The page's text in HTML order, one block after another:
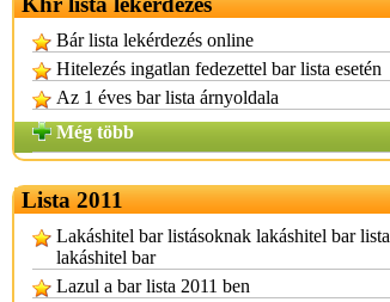
Bár lista lekérdezés online
Hitelezés ingatlan fedezettel bar lista esetén
Az 1 éves bar lista árnyoldala
Még több
Lista 2011
Lakáshitel bar listásoknak lakáshitel bar lista
lakáshitel bar
Lazul a bar lista 2011 ben